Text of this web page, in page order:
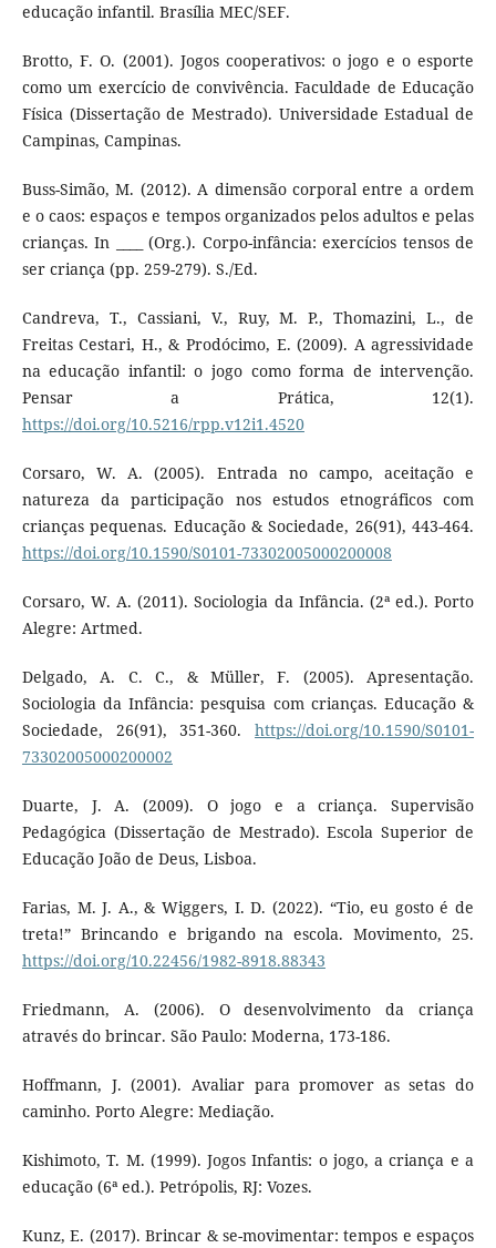
educação infantil. Brasília MEC/SEF.
Brotto, F. O. (2001). Jogos cooperativos: o jogo e o esporte
como um exercício de convivência. Faculdade de Educação
Física (Dissertação de Mestrado). Universidade Estadual de
Campinas, Campinas.
Buss-Simão, M. (2012). A dimensão corporal entre a ordem
e o caos: espaços e tempos organizados pelos adultos e pelas
crianças. In ____ (Org.). Corpo-infância: exercícios tensos de
ser criança (pp. 259-279). S./Ed.
Candreva, T., Cassiani, V., Ruy, M. P., Thomazini, L., de
Freitas Cestari, H., & Prodócimo, E. (2009). A agressividade
na educação infantil: o jogo como forma de intervenção.
Pensar a Prática, 12(1).
https://doi.org/10.5216/rpp.v12i1.4520
Corsaro, W. A. (2005). Entrada no campo, aceitação e
natureza da participação nos estudos etnográficos com
crianças pequenas. Educação & Sociedade, 26(91), 443-464.
https://doi.org/10.1590/S0101-73302005000200008
Corsaro, W. A. (2011). Sociologia da Infância. (2ª ed.). Porto
Alegre: Artmed.
Delgado, A. C. C., & Müller, F. (2005). Apresentação.
Sociologia da Infância: pesquisa com crianças. Educação &
Sociedade, 26(91), 351-360.https://doi.org/10.1590/S0101-
73302005000200002
Duarte, J. A. (2009). O jogo e a criança. Supervisão
Pedagógica (Dissertação de Mestrado). Escola Superior de
Educação João de Deus, Lisboa.
Farias, M. J. A., & Wiggers, I. D. (2022). “Tio, eu gosto é de
treta!” Brincando e brigando na escola. Movimento, 25.
https://doi.org/10.22456/1982-8918.88343
Friedmann, A. (2006). O desenvolvimento da criança
através do brincar. São Paulo: Moderna, 173-186.
Hoffmann, J. (2001). Avaliar para promover as setas do
caminho. Porto Alegre: Mediação.
Kishimoto, T. M. (1999). Jogos Infantis: o jogo, a criança e a
educação (6ª ed.). Petrópolis, RJ: Vozes.
Kunz, E. (2017). Brincar & se-movimentar: tempos e espaços